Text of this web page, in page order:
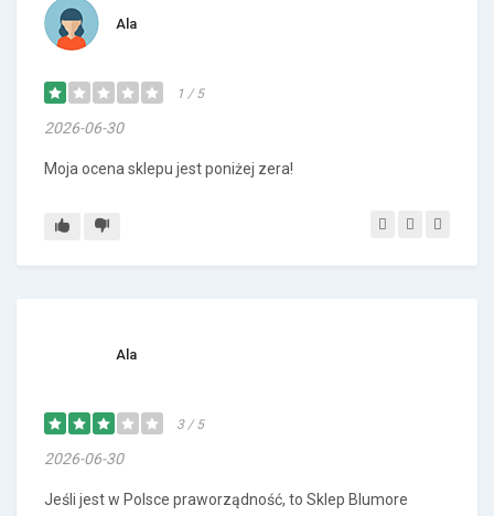
Ala
1 / 5
2026-06-30
Moja ocena sklepu jest poniżej zera!
Ala
3 / 5
2026-06-30
Jeśli jest w Polsce praworządność, to Sklep Blumore